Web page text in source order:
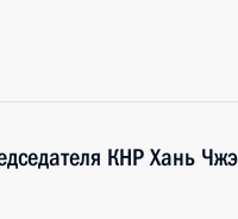
КНР Хань